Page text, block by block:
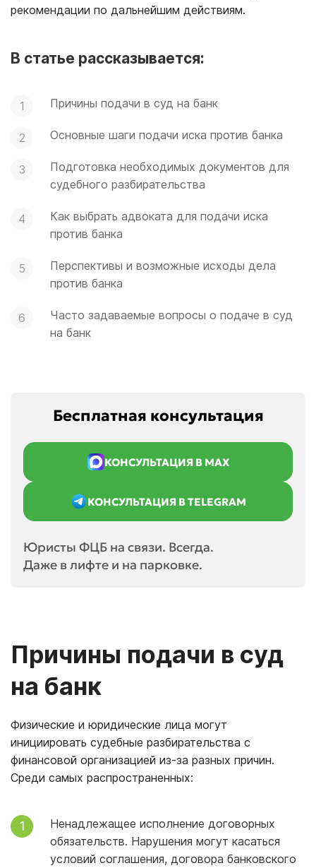
рекомендации по дальнейшим действиям.
В статье рассказывается:
Причины подачи в суд на банк
Основные шаги подачи иска против банка
Подготовка необходимых документов для
судебного разбирательства
Как выбрать адвоката для подачи иска
против банка
Перспективы и возможные исходы дела
против банка
Часто задаваемые вопросы о подаче в суд
на банк
Бесплатная консультация
КОНСУЛЬТАЦИЯ В MAX
КОНСУЛЬТАЦИЯ В TELEGRAM
Юристы ФЦБ на связи. Всегда.
Даже в лифте и на парковке.
Причины подачи в суд
на банк
Физические и юридические лица могут
инициировать судебные разбирательства с
финансовой организацией из-за разных причин.
Среди самых распространенных:
Ненадлежащее исполнение договорных
обязательств. Нарушения могут касаться
условий соглашения, договора банковского